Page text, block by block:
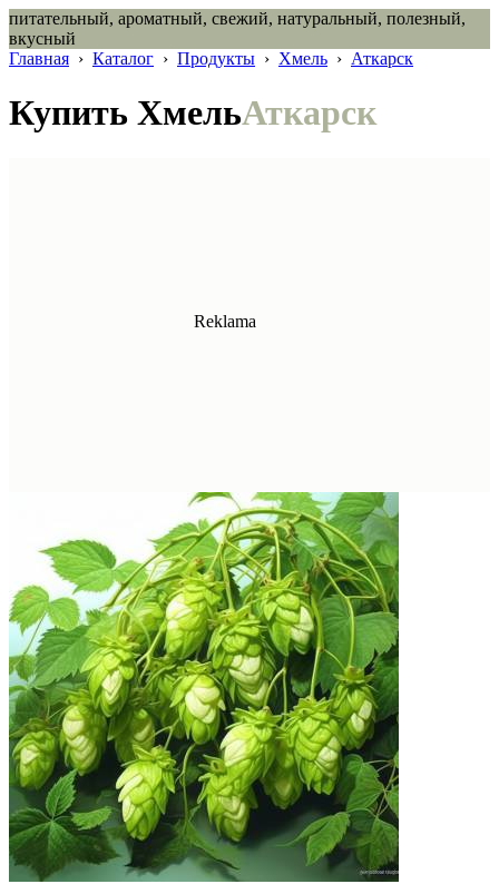
питательный, ароматный, свежий, натуральный, полезный,
вкусный
Главная › Каталог › Продукты › Хмель › Аткарск
Купить ХмельАткарск